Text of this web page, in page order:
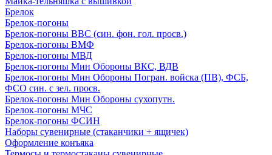
Брелок
Брелок-погоны
Брелок-погоны ВВС (син. фон. гол. просв.)
Брелок-погоны ВМФ
Брелок-погоны МВД
Брелок-погоны Мин Обороны ВКС, ВДВ
Брелок-погоны Мин Обороны Погран. войска (ПВ), ФСБ,
ФСО син. с зел. просв.
Брелок-погоны Мин Обороны сухопутн.
Брелок-погоны МЧС
Брелок-погоны ФСИН
Наборы сувенирные (стаканчики + ящичек)
Оформление конъяка